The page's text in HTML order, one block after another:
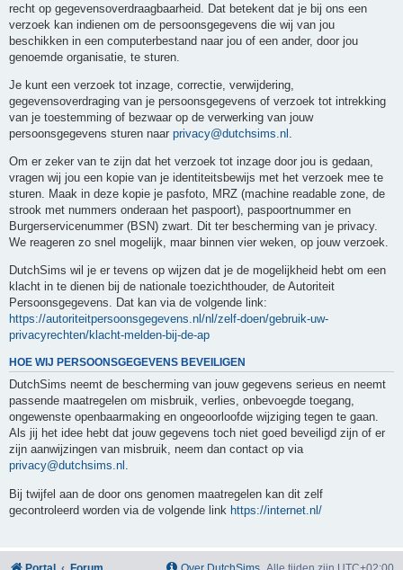
recht op gegevensoverdraagbaarheid. Dat betekent dat je bij ons een
verzoek kan indienen om de persoonsgegevens die wij van jou
beschikken in een computerbestand naar jou of een ander, door jou
genoemde organisatie, te sturen.
Je kunt een verzoek tot inzage, correctie, verwijdering,
gegevensoverdraging van je persoonsgegevens of verzoek tot intrekking
van je toestemming of bezwaar op de verwerking van jouw
persoonsgegevens sturen naar privacy@dutchsims.nl .
Om er zeker van te zijn dat het verzoek tot inzage door jou is gedaan,
vragen wij jou een kopie van je identiteitsbewijs met het verzoek mee te
sturen. Maak in deze kopie je pasfoto, MRZ (machine readable zone, de
strook met nummers onderaan het paspoort), paspoortnummer en
Burgerservicenummer (BSN) zwart. Dit ter bescherming van je privacy.
We reageren zo snel mogelijk, maar binnen vier weken, op jouw verzoek.
DutchSims wil je er tevens op wijzen dat je de mogelijkheid hebt om een
klacht in te dienen bij de nationale toezichthouder, de Autoriteit
Persoonsgegevens. Dat kan via de volgende link:
https://autoriteitpersoonsgegevens.nl/nl/zelf-doen/gebruik-uw-
privacyrechten/klacht-melden-bij-de-ap
HOE WIJ PERSOONSGEGEVENS BEVEILIGEN
DutchSims neemt de bescherming van jouw gegevens serieus en neemt
passende maatregelen om misbruik, verlies, onbevoegde toegang,
ongewenste openbaarmaking en ongeoorloofde wijziging tegen te gaan.
Als jij het idee hebt dat jouw gegevens toch niet goed beveiligd zijn of er
zijn aanwijzingen van misbruik, neem dan contact op via
privacy@dutchsims.nl .
Bij twijfel aan de door ons genomen maatregelen kan dit zelf
gecontroleerd worden via de volgende link https://internet.nl/